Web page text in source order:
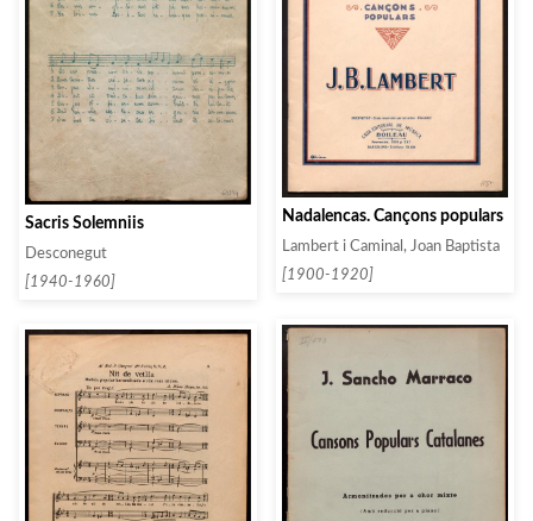
Sacris Solemniis
Desconegut
[1940-1960]
Nadalencas. Cançons populars
Lambert i Caminal, Joan Baptista
[1900-1920]